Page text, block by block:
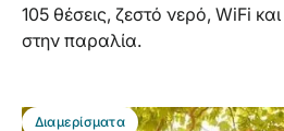
105 θέσεις, ζεστό νερό, WiFi
στην παραλία.
BEST DEAL
Διαμερίσματα